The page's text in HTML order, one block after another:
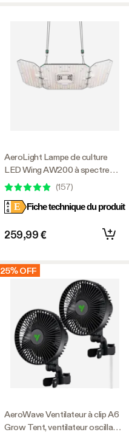
AeroLight Lampe de culture
LED Wing AW200 à spectre
réglable 200 W, avec ventilateur
compatible avec APP, 3 x 3 pieds
(157)
E Fiche technique du produit
259,99 €
25% OFF
AeroWave Ventilateur à clip A6
Grow Tent, ventilateur oscillant